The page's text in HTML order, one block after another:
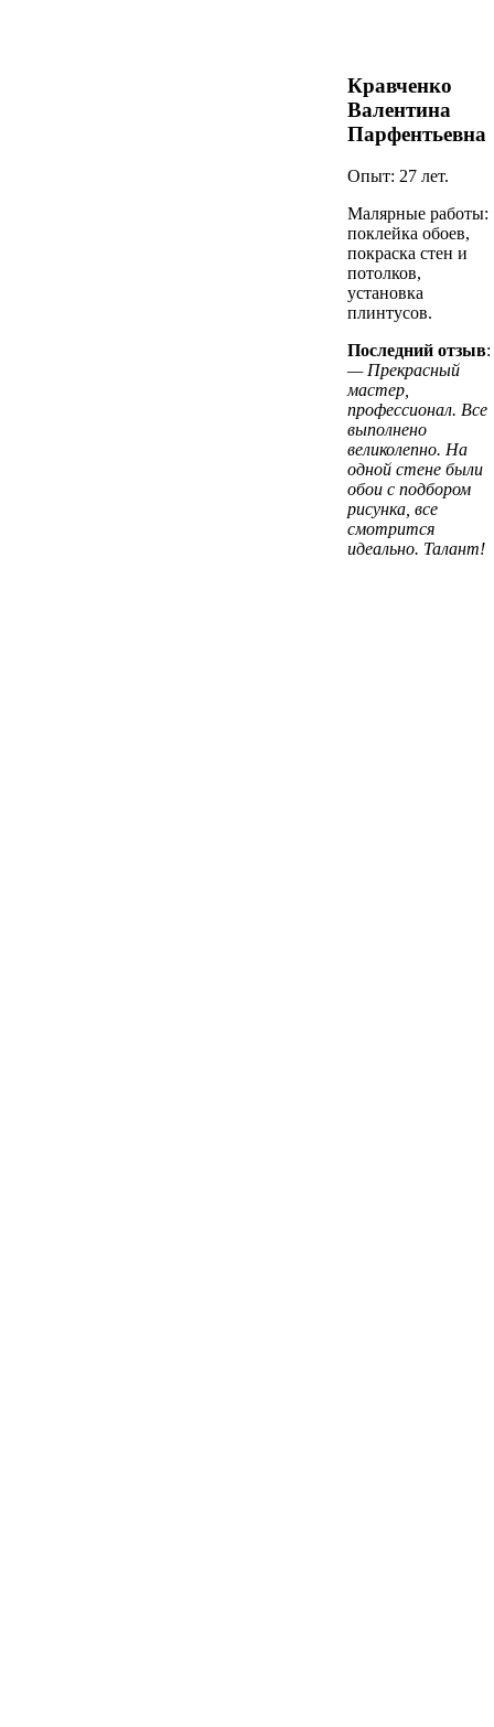
Кравченко
Валентина
Парфентьевна
Опыт: 27 лет.
Малярные работы:
поклейка обоев,
покраска стен и
потолков,
установка
плинтусов.
Последний отзыв:
— Прекрасный
мастер,
профессионал. Все
выполнено
великолепно. На
одной стене были
обои с подбором
рисунка, все
смотрится
идеально. Талант!